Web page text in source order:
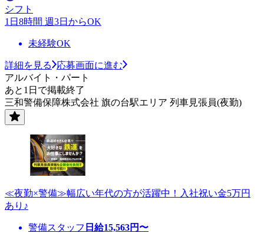
シフト
1日8時間 週3日からOK
未経験OK
詳細を見る
応募画面に進む
アルバイト・パート
あと1日で掲載終了
三和警備保障株式会社 旗の台駅エリア 列車見張員(夜勤)
≪夜勤×警備≫幅広い年代の方が活躍中！入社祝い金5万円
あり♪
警備スタッフ 日給15,563円〜